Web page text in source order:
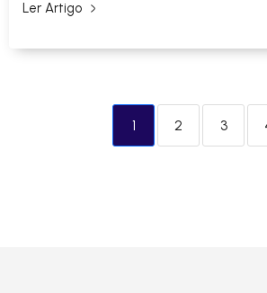
Ler Artigo
1 2 3